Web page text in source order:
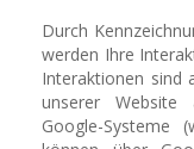
Durch
werden Ihre
Interaktionen sind
unserer Website
Google-Systeme